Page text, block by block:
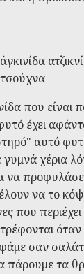
άγκινίδα
τσούχνα
που είναι
έχει
αυτό
χέρια
να
να το
που
σαν
πάρουμε τα